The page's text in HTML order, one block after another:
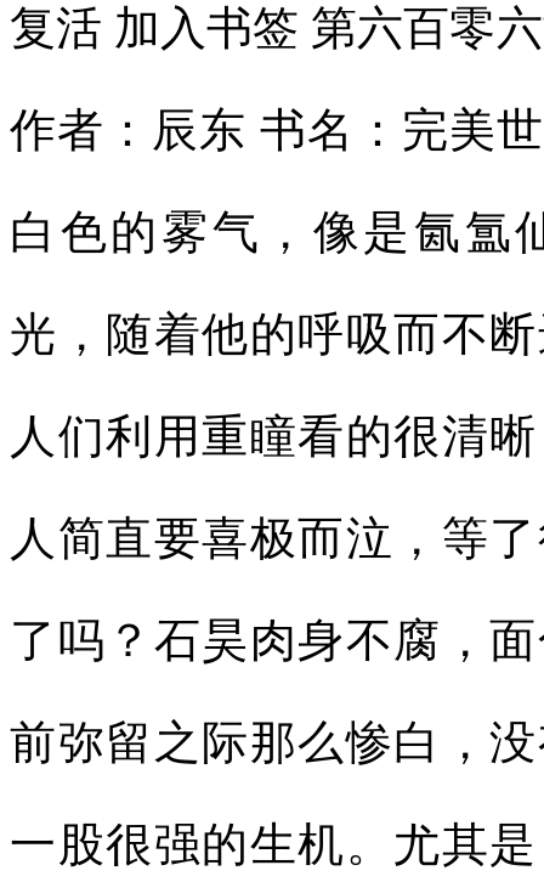
复活 加入书签 第六百零
作者：辰东 书名：完美
白色的雾气，像是氤氲
光，随着他的呼吸而不
人们利用重瞳看的很清
人简直要喜极而泣，等
了吗？石昊肉身不腐，
前弥留之际那么惨白，
一股很强的生机。尤其